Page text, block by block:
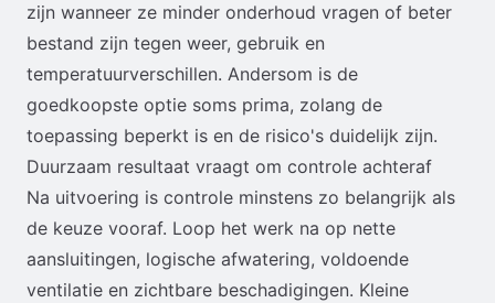
zijn wanneer ze minder onderhoud vragen of beter
bestand zijn tegen weer, gebruik en
temperatuurverschillen. Andersom is de
goedkoopste optie soms prima, zolang de
toepassing beperkt is en de risico's duidelijk zijn.
Duurzaam resultaat vraagt om controle achteraf
Na uitvoering is controle minstens zo belangrijk als
de keuze vooraf. Loop het werk na op nette
aansluitingen, logische afwatering, voldoende
ventilatie en zichtbare beschadigingen. Kleine